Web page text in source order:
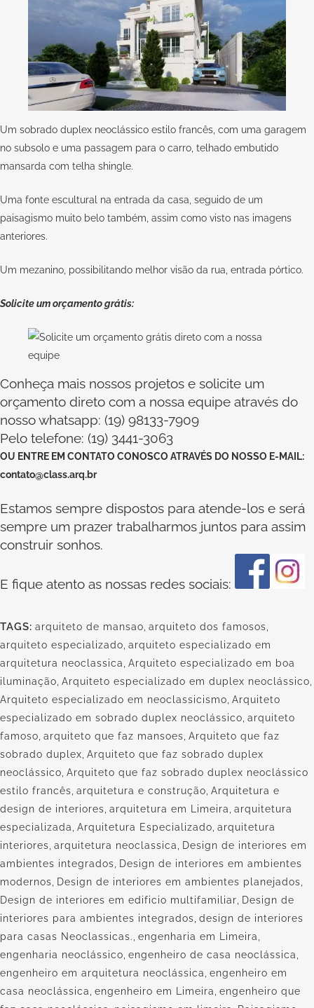
Um sobrado duplex neoclássico estilo francês, com uma garagem
no subsolo e uma passagem para o carro, telhado embutido
mansarda com telha shingle.
Uma fonte escultural na entrada da casa, seguido de um
paisagismo muito belo também, assim como visto nas imagens
anteriores.
Um mezanino, possibilitando melhor visão da rua, entrada pórtico.
Solicite um orçamento grátis:
Conheça mais nossos projetos e solicite um
orçamento direto com a nossa equipe através do
nosso whatsapp: (19) 98133-7909
Pelo telefone: (19) 3441-3063
OU ENTRE EM CONTATO CONOSCOATRAVÉS DO NOSSO E-MAIL:
contato@class.arq.br
Estamos sempre dispostos para atende-los e será
sempre um prazer trabalharmos juntos para assim
construir sonhos.
E fique atento as nossas redes sociais:
TAGS: arquiteto de mansao arquiteto dos famosos
arquiteto especializado arquiteto especializado em
arquitetura neoclassica Arquiteto especializado em boa
iluminação Arquiteto especializado em duplex neoclássico
Arquiteto especializado em neoclassicismo Arquiteto
especializado em sobrado duplex neoclássico arquiteto
famoso arquiteto que faz mansoes Arquiteto que faz
sobrado duplex Arquiteto que faz sobrado duplex
neoclássico Arquiteto que faz sobrado duplex neoclássico
estilo francês arquitetura e construção Arquitetura e
design de interiores arquitetura em Limeira arquitetura
especializada Arquitetura Especializado arquitetura
interiores arquitetura neoclassica
Design de interiores em
ambientes integrados
Design de interiores em ambientes
modernos
Design de interiores em ambientes planejados
Design de interiores em edificio multifamiliar
Design de
interiores para ambientes integrados design de interiores
para casas Neoclassicas. engenharia em Limeira
engenharia neoclássico engenheiro de casa neoclássica
engenheiro em arquitetura neoclássica engenheiro em
casa neoclássica engenheiro em Limeira engenheiro que